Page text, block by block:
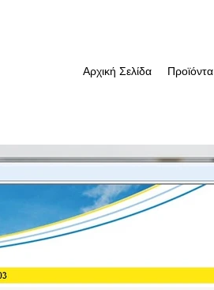
Αρχική Σελίδα Προϊόντα